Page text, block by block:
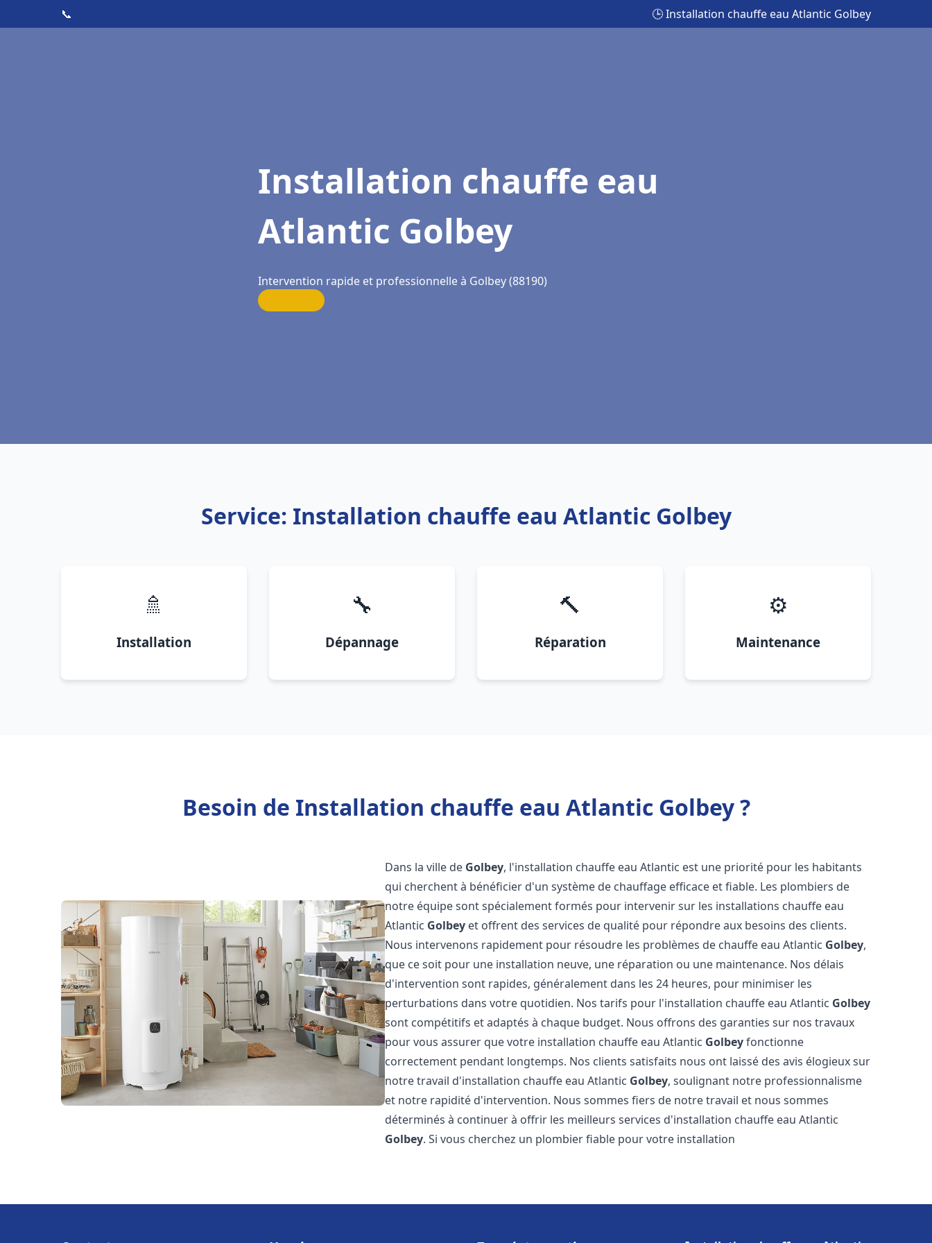
📞 🕒 Installation chauffe eau Atlantic Golbey
Installation chauffe eau
Atlantic Golbey
Intervention rapide et professionnelle à Golbey (88190)
Service: Installation chauffe eau Atlantic Golbey
🚿
Installation
🔧
Dépannage
🔨
Réparation
⚙️
Maintenance
Besoin de Installation chauffe eau Atlantic Golbey ?
Dans la ville de Golbey, l'installation chauffe eau Atlantic est une priorité pour les habitants
qui cherchent à bénéficier d'un système de chauffage efficace et fiable. Les plombiers de
notre équipe sont spécialement formés pour intervenir sur les installations chauffe eau
Atlantic Golbey et offrent des services de qualité pour répondre aux besoins des clients.
Nous intervenons rapidement pour résoudre les problèmes de chauffe eau Atlantic Golbey,
que ce soit pour une installation neuve, une réparation ou une maintenance. Nos délais
d'intervention sont rapides, généralement dans les 24 heures, pour minimiser les
perturbations dans votre quotidien. Nos tarifs pour l'installation chauffe eau Atlantic Golbey
sont compétitifs et adaptés à chaque budget. Nous offrons des garanties sur nos travaux
pour vous assurer que votre installation chauffe eau Atlantic Golbeyfonctionne
correctement pendant longtemps. Nos clients satisfaits nous ont laissé des avis élogieux sur
notre travail d'installation chauffe eau Atlantic Golbey, soulignant notre professionnalisme
et notre rapidité d'intervention. Nous sommes fiers de notre travail et nous sommes
déterminés à continuer à offrir les meilleurs services d'installation chauffe eau Atlantic
Golbey. Si vous cherchez un plombier fiable pour votre installation